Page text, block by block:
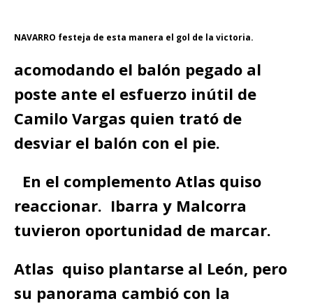
NAVARRO festeja de esta manera el gol de la victoria.
acomodando el balón pegado al
poste ante el esfuerzo inútil de
Camilo Vargas quien trató de
desviar el balón con el pie.
En el complemento Atlas quiso
reaccionar. Ibarra y Malcorra
tuvieron oportunidad de marcar.
Atlas quiso plantarse al León, pero
su panorama cambió con la